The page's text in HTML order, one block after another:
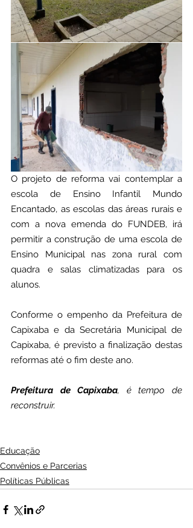
O projeto de reforma vai contemplar a
escola de Ensino Infantil Mundo
Encantado, as escolas das áreas rurais e
com a nova emenda do FUNDEB, irá
permitir a construção de uma escola de
Ensino Municipal nas zona rural com
quadra e salas climatizadas para os
alunos.
Conforme o empenho da Prefeitura de
Capixaba e da Secretária Municipal de
Capixaba, é previsto a finalização destas
reformas até o fim deste ano.
Prefeitura de Capixaba, é tempo de
reconstruir.
Educação
Convênios e Parcerias
Políticas Públicas